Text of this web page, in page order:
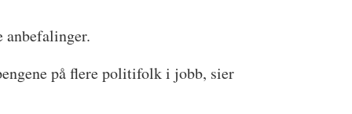
på flere politifolk i jobb, sier